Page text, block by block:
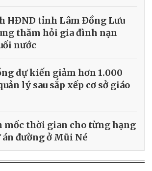
HĐND tỉnh Lâm Đồng Lưu
thăm hỏi gia đình nạn
nước
dự kiến giảm hơn 1.000
lý sau sắp xếp cơ sở giáo
mốc thời gian cho từng hạng
đường ở Mũi Né